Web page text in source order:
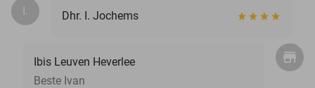
I. Dhr. I. Jochems
Ibis Leuven Heverlee
Beste Ivan